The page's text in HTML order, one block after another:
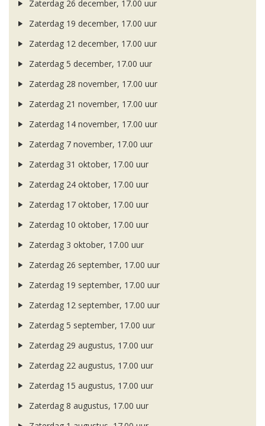
Zaterdag 26 december, 17.00 uur
Zaterdag 19 december, 17.00 uur
Zaterdag 12 december, 17.00 uur
Zaterdag 5 december, 17.00 uur
Zaterdag 28 november, 17.00 uur
Zaterdag 21 november, 17.00 uur
Zaterdag 14 november, 17.00 uur
Zaterdag 7 november, 17.00 uur
Zaterdag 31 oktober, 17.00 uur
Zaterdag 24 oktober, 17.00 uur
Zaterdag 17 oktober, 17.00 uur
Zaterdag 10 oktober, 17.00 uur
Zaterdag 3 oktober, 17.00 uur
Zaterdag 26 september, 17.00 uur
Zaterdag 19 september, 17.00 uur
Zaterdag 12 september, 17.00 uur
Zaterdag 5 september, 17.00 uur
Zaterdag 29 augustus, 17.00 uur
Zaterdag 22 augustus, 17.00 uur
Zaterdag 15 augustus, 17.00 uur
Zaterdag 8 augustus, 17.00 uur